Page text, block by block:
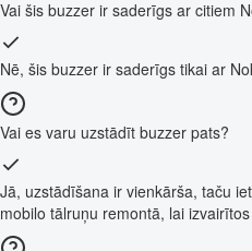
Vai šis buzzer ir saderīgs ar citiem
Nē, šis buzzer ir saderīgs tikai ar
Vai es varu uzstādīt buzzer pats?
Jā, uzstādīšana ir vienkārša, taču
mobilo tālruņu remontā, lai